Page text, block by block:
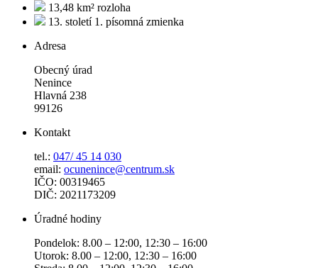
13,48 km² rozloha
13. století 1. písomná zmienka
Adresa
Obecný úrad
Nenince
Hlavná 238
99126
Kontakt
tel.: 047/ 45 14 030
email: ocunenince@centrum.sk
IČO: 00319465
DIČ: 2021173209
Úradné hodiny
Pondelok: 8.00 – 12:00, 12:30 – 16:00
Utorok: 8.00 – 12:00, 12:30 – 16:00